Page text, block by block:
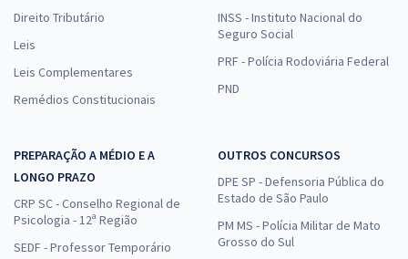
Direito Tributário
Leis
Leis Complementares
Remédios Constitucionais
INSS - Instituto Nacional do
Seguro Social
PRF - Polícia Rodoviária Federal
PND
PREPARAÇÃO A MÉDIO E A
LONGO PRAZO
CRP SC - Conselho Regional de
Psicologia - 12ª Região
SEDF - Professor Temporário
OUTROS CONCURSOS
DPE SP - Defensoria Pública do
Estado de São Paulo
PM MS - Polícia Militar de Mato
Grosso do Sul